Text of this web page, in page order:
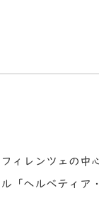
フィレンツェの中
ル「ヘルベティア